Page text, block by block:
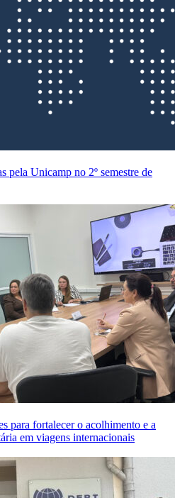
pela Unicamp no 2º semestre de
para fortalecer o acolhimento e a
em viagens internacionais